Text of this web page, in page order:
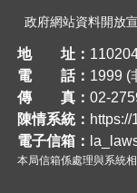
政府網站資料開放
地 址
電 話
1999 (
傳 真
02-
陳情系統
電子信箱
本局信箱係處理與系統